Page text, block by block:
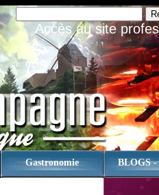
Accès au site
Gastronomie BLOGS -